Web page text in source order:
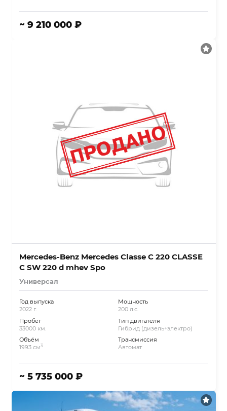
~ 9 210 000 ₽
Mercedes-Benz Mercedes Classe C 220 CLASSE
C SW 220 d mhev Spo
Универсал
Год выпуска
2022 г.
Пробег
33000 км.
Объём
1993 см3
Мощность
200 л.с.
Тип двигателя
Гибрид (дизель+электро)
Трансмиссия
Автомат
~ 5 735 000 ₽